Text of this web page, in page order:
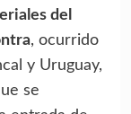
del
, ocurrido
y Uruguay,
se